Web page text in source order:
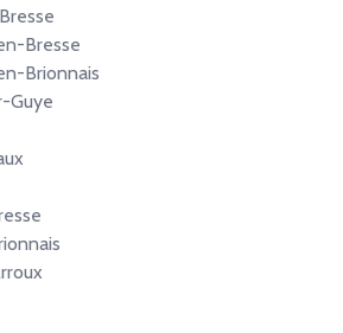
Bresse
Brionnais
Guye